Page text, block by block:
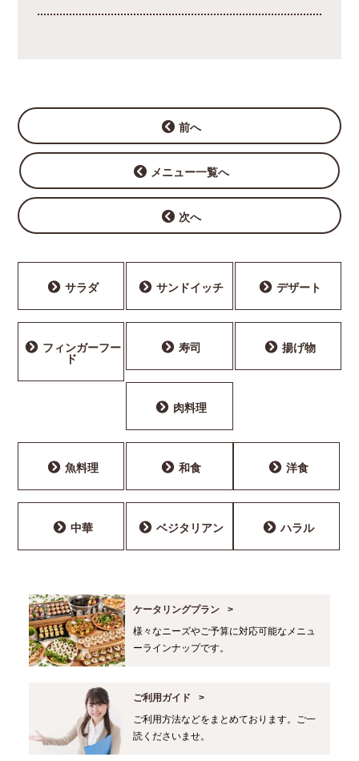
前へ
メニュー一覧へ
次へ
サラダ サンドイッチ デザート
フィンガーフー
ド
寿司 揚げ物
肉料理
魚料理 和食 洋食
中華 ベジタリアン ハラル
ケータリングプラン
様々なニーズやご予算に対応可能なメニュ
ーラインナップです。
ご利用ガイド
ご利用方法などをまとめております。ご一
読くださいませ。